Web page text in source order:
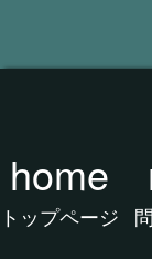
home
トップページ
ログ/実験